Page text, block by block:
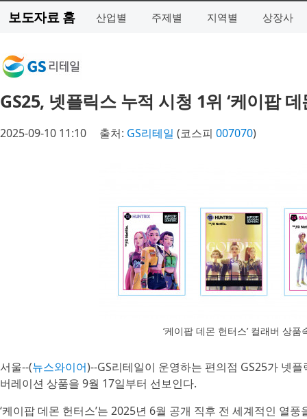
보도자료 홈 산업별 주제별 지역별 상장사
GS25, 넷플릭스 누적 시청 1위 ‘케이팝
2025-09-10 11:10 출처: GS리테일 (코스피 007070)
‘케이팝 데몬 헌터스’ 컬래버 상
서울--(뉴스와이어)--GS리테일이 운영하는 편의점 GS25가 넷
버레이션 상품을 9월 17일부터 선보인다.
‘케이팝 데몬 헌터스’는 2025년 6월 공개 직후 전 세계적인 열